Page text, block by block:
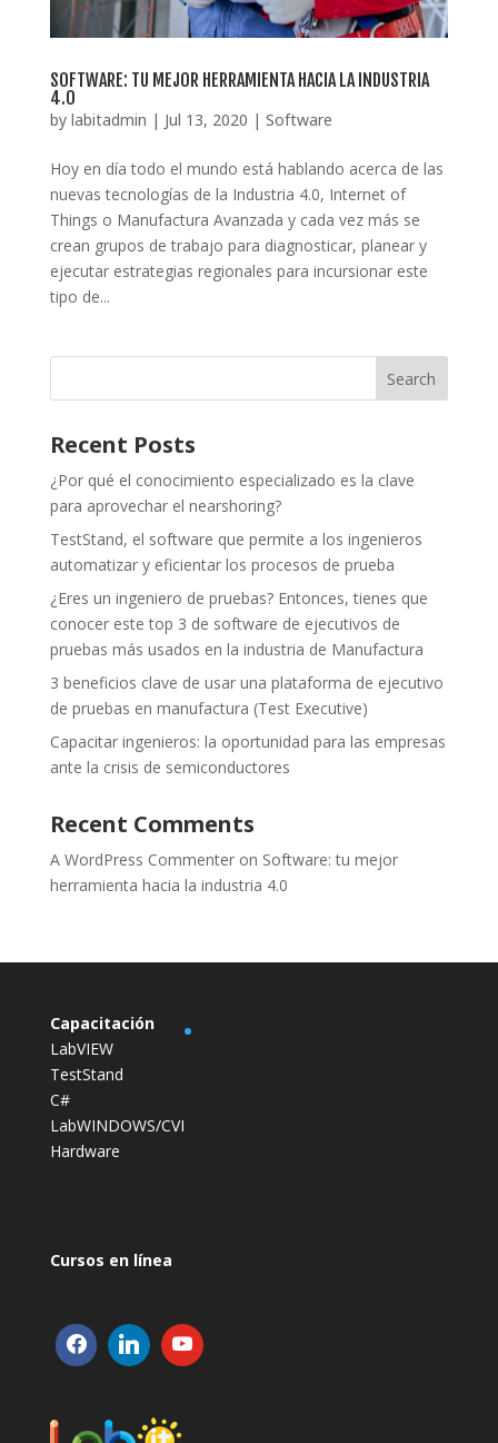
SOFTWARE: TU MEJOR HERRAMIENTA HACIA LA INDUSTRIA
4.0
by labitadmin | Jul 13, 2020 | Software
Hoy en día todo el mundo está hablando acerca de las
nuevas tecnologías de la Industria 4.0, Internet of
Things o Manufactura Avanzada y cada vez más se
crean grupos de trabajo para diagnosticar, planear y
ejecutar estrategias regionales para incursionar este
tipo de...
Recent Posts
¿Por qué el conocimiento especializado es la clave
para aprovechar el nearshoring?
TestStand, el software que permite a los ingenieros
automatizar y eficientar los procesos de prueba
¿Eres un ingeniero de pruebas? Entonces, tienes que
conocer este top 3 de software de ejecutivos de
pruebas más usados en la industria de Manufactura
3 beneficios clave de usar una plataforma de ejecutivo
de pruebas en manufactura (Test Executive)
Capacitar ingenieros: la oportunidad para las empresas
ante la crisis de semiconductores
Recent Comments
A WordPress Commenteron Software: tu mejor
herramienta hacia la industria 4.0
Capacitación
LabVIEW
TestStand
C#
LabWINDOWS/CVI
Hardware
Cursos en línea